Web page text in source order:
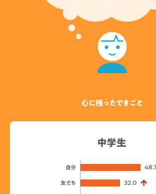
心に残ったできごと
中学生
自分
友だち 32.0